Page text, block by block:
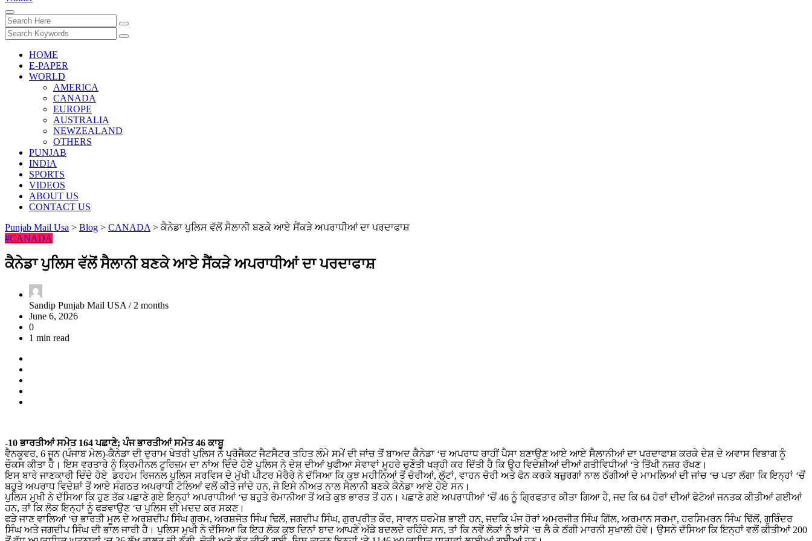
HOME
E-PAPER
WORLD
AMERICA
CANADA
EUROPE
AUSTRALIA
NEWZEALAND
OTHERS
PUNJAB
INDIA
SPORTS
VIDEOS
ABOUT US
CONTACT US
Punjab Mail Usa > Blog > CANADA>ਕੈਨੇਡਾ ਪੁਲਿਸ ਵੱਲੋਂ ਸੈਲਾਨੀ ਬਣਕੇ ਆਏ ਸੈਂਕੜੇ ਅਪਰਾਧੀਆਂ ਦਾ ਪਰਦਾਫਾਸ਼
#CANADA
ਕੈਨੇਡਾ ਪੁਲਿਸ ਵੱਲੋਂ ਸੈਲਾਨੀ ਬਣਕੇ ਆਏ ਸੈਂਕੜੇ ਅਪਰਾਧੀਆਂ ਦਾ ਪਰਦਾਫਾਸ਼
Sandip Punjab Mail USA / 2 months
June 6, 2026
0
1 min read
-10 ਭਾਰਤੀਆਂ ਸਮੇਤ 164 ਪਛਾਣੇ; ਪੰਜ ਭਾਰਤੀਆਂ ਸਮੇਤ 46 ਕਾਬੂ
ਵੈਨਕੂਵਰ, 6 ਜੂਨ (ਪੰਜਾਬ ਮੇਲ)-ਕੈਨੇਡਾ ਦੀ ਦੁਰਾਮ ਖੇਤਰੀ ਪੁਲਿਸ ਨੇ ਪ੍ਰੋਜੈਕਟ ਜੈਟਸੈਟਰ ਤਹਿਤ ਲੰਮੇ ਸਮੇਂ ਦੀ ਜਾਂਚ ਤੋਂ ਬਾਅਦ ਕੈਨੇਡਾ ‘ਚ ਅਪਰਾਧ ਰਾਹੀਂ ਪੈਸਾ ਬਣਾਉਣ ਆਏ ਆਏ ਸੈਲਾਨੀਆਂ ਦਾ ਪਰਦਾਫਾਸ਼ ਕਰਕੇ ਦੇਸ਼ ਦੇ ਅਵਾਸ ਵਿਭਾਗ ਨੂੰ
ਚੌਕਸ ਕੀਤਾ ਹੈ। ਇਸ ਵਰਤਾਰੇ ਨੂੰ ਕ੍ਰਿਮੀਨਲ ਟੂਰਿਜ਼ਮ ਦਾ ਨਾਂਅ ਦਿੰਦੇ ਹੋਏ ਪੁਲਿਸ ਨੇ ਦੇਸ਼ ਦੀਆਂ ਖੁਫੀਆ ਸੇਵਾਵਾਂ ਮੂਹਰੇ ਚੁਣੌਤੀ ਖੜ੍ਹੀ ਕਰ ਦਿੱਤੀ ਹੈ ਕਿ ਉਹ ਵਿਦੇਸ਼ੀਆਂ ਦੀਆਂ ਗਤੀਵਿਧੀਆਂ ‘ਤੇ ਤਿੱਖੀ ਨਜ਼ਰ ਰੱਖਣ।
ਇਸ ਬਾਰੇ ਜਾਣਕਾਰੀ ਦਿੰਦੇ ਹੋਏ ਡਰਹਮ ਰਿਜਨਲ ਪੁਲਿਸ ਸਰਵਿਸ ਦੇ ਮੁੱਖੀ ਪੀਟਰ ਮੋਰੈਰੇ ਨੇ ਦੱਸਿਆ ਕਿ ਕੁਝ ਮਹੀਨਿਆਂ ਤੋਂ ਚੋਰੀਆਂ, ਲੁੱਟਾਂ, ਵਾਹਨ ਚੋਰੀ ਅਤੇ ਫੋਨ ਕਰਕੇ ਬਜ਼ੁਰਗਾਂ ਨਾਲ ਠੱਗੀਆਂ ਦੇ ਮਾਮਲਿਆਂ ਦੀ ਜਾਂਚ ‘ਚ ਪਤਾ ਲੱਗਾ ਕਿ ਇਨ੍ਹਾਂ ‘ਚੋਂ
ਬਹੁਤੇ ਅਪਰਾਧ ਵਿਦੇਸ਼ਾਂ ਤੋਂ ਆਏ ਸੰਗਠਤ ਅਪਰਾਧੀ ਟੋਲਿਆਂ ਵਲੋਂ ਕੀਤੇ ਜਾਂਦੇ ਹਨ, ਜੋ ਇਸੇ ਨੀਅਤ ਨਾਲ ਸੈਲਾਨੀ ਬਣਕੇ ਕੈਨੇਡਾ ਆਏ ਹੋਏ ਸਨ।
ਪੁਲਿਸ ਮੁਖੀ ਨੇ ਦੱਸਿਆ ਕਿ ਹੁਣ ਤੱਕ ਪਛਾਣੇ ਗਏ ਇਨ੍ਹਾਂ ਅਪਰਾਧੀਆਂ ‘ਚ ਬਹੁਤੇ ਰੋਮਾਨੀਆ ਤੋਂ ਅਤੇ ਕੁਝ ਭਾਰਤ ਤੋਂ ਹਨ। ਪਛਾਣੇ ਗਏ ਅਪਰਾਧੀਆਂ ‘ਚੋਂ 46 ਨੂੰ ਗ੍ਰਿਫਤਾਰ ਕੀਤਾ ਗਿਆ ਹੈ, ਜਦ ਕਿ 64 ਹੋਰਾਂ ਦੀਆਂ ਫੋਟੋਆਂ ਜਨਤਕ ਕੀਤੀਆਂ ਗਈਆਂ
ਹਨ, ਤਾਂ ਕਿ ਲੋਕ ਇਨ੍ਹਾਂ ਨੂੰ ਫੜਵਾਉਣ ‘ਚ ਪੁਲਿਸ ਦੀ ਮਦਦ ਕਰ ਸਕਣ।
ਫੜੇ ਜਾਣ ਵਾਲਿਆਂ ‘ਚ ਭਾਰਤੀ ਮੂਲ ਦੇ ਅਰਸ਼ਦੀਪ ਸਿੰਘ ਗੁਰਮ, ਅਰਸ਼ਜੋਤ ਸਿੰਘ ਢਿਲੋਂ, ਜਗਦੀਪ ਸਿੰਘ, ਗੁਰਪ੍ਰੀਤ ਕੌਰ, ਸਾਵਨ ਧਰਮੇਸ਼ ਭਾਈ ਹਨ, ਜਦਕਿ ਪੰਜ ਹੋਰਾਂ ਅਮਰਜੀਤ ਸਿੰਘ ਗਿੱਲ, ਅਰਮਾਨ ਸਰਮਾ, ਹਰਸਿਮਰਨ ਸਿੰਘ ਢਿੱਲੋਂ, ਗੁਰਿੰਦਰ
ਸਿੰਘ ਅਤੇ ਜਗਦੀਪ ਸਿੰਘ ਦੀ ਭਾਲ ਜਾਰੀ ਹੈ। ਪੁਲਿਸ ਮੁਖੀ ਨੇ ਦੱਸਿਆ ਕਿ ਇਹ ਲੋਕ ਕੁਝ ਦਿਨਾਂ ਬਾਦ ਆਪਣੇ ਅੱਡੇ ਬਦਲਦੇ ਰਹਿੰਦੇ ਸਨ, ਤਾਂ ਕਿ ਨਵੇਂ ਲੋਕਾਂ ਨੂੰ ਝਾਂਸੇ ‘ਚ ਲੈ ਕੇ ਠੱਗੀ ਮਾਰਨੀ ਸੁਖਾਲੀ ਹੋਵੇ। ਉਸਨੇ ਦੱਸਿਆ ਕਿ ਇਨ੍ਹਾਂ ਵਲੋਂ ਕੀਤੀਆਂ 200